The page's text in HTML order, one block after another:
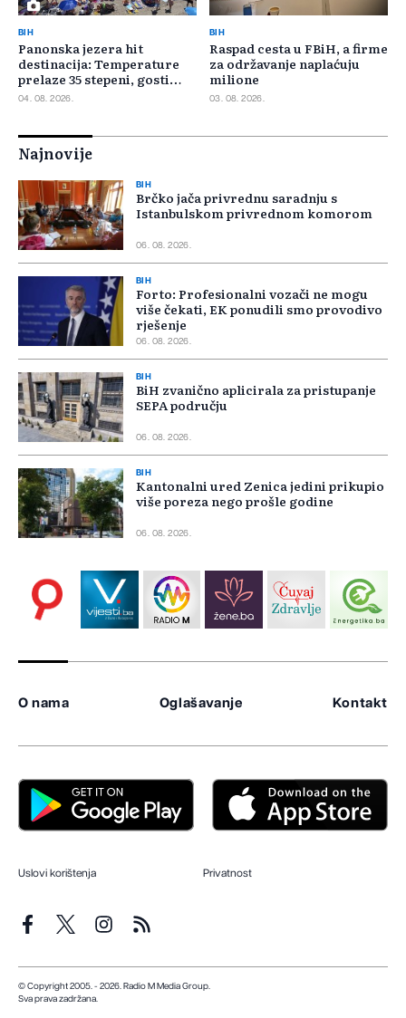
BIH
Panonska jezera hit
destinacija: Temperature
prelaze 35 stepeni, gosti
pristižu iz cijele regije
04. 08. 2026.
BIH
Raspad cesta u FBiH, a firme
za održavanje naplaćuju
milione
03. 08. 2026.
Najnovije
BIH
Brčko jača privrednu saradnju s
Istanbulskom privrednom komorom
06. 08. 2026.
BIH
Forto: Profesionalni vozači ne mogu
više čekati, EK ponudili smo provodivo
rješenje
06. 08. 2026.
BIH
BiH zvanično aplicirala za pristupanje
SEPA području
06. 08. 2026.
BIH
Kantonalni ured Zenica jedini prikupio
više poreza nego prošle godine
06. 08. 2026.
O nama Oglašavanje Kontakt
Uslovi korištenja Privatnost
© Copyright 2005. - 2026. Radio M Media Group.
Sva prava zadržana.